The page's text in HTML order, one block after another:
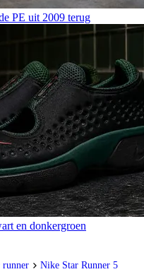
PE uit 2009 terug
en donkergroen
runner Nike Star Runner 5